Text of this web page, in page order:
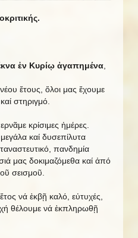
ἐν Κυρίῳ ἀγαπημένα
ἔτους, ὅλοι μας ἔχουμε
στηριγμό.
κρίσιμες ἡμέρες.
καί δυσεπίλυτα
πανδημία
μας δοκιμαζόμεθα καί ἀπό
σεισμοῦ.
νά ἐκβῇ καλό, εὐτυχές,
θέλουμε νά ἐκπληρωθῇ